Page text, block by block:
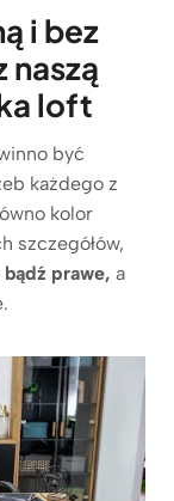
i bez
naszą
loft
być
każdego z
kolor
szczegółów,
prawe, a